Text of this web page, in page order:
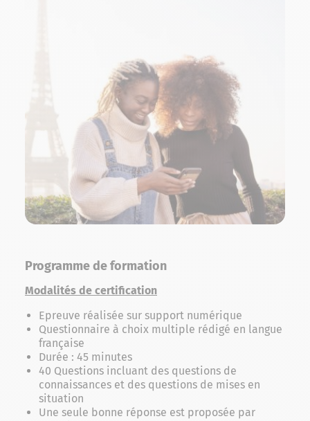
Programme de formation
Modalités de certification
Epreuve réalisée sur support numérique
Questionnaire à choix multiple rédigé en langue
française
Durée : 45 minutes
40 Questions incluant des questions de
connaissances et des questions de mises en
situation
Une seule bonne réponse est proposée par